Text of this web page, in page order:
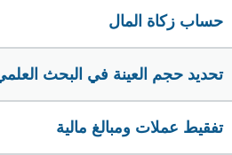
حساب زكاة المال
تحديد حجم العينة في البحث
تفقيط عملات ومبالغ مالية